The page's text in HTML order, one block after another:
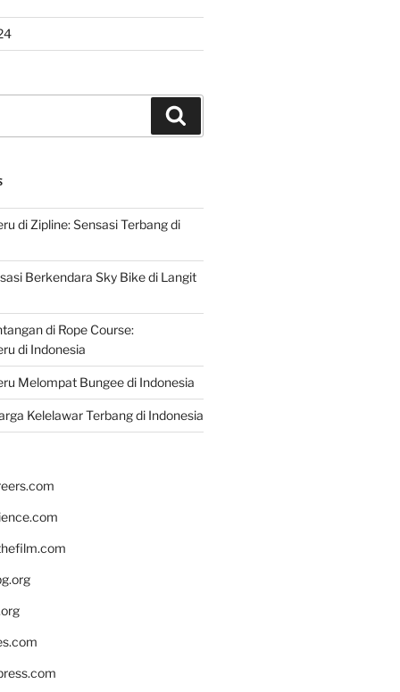
di Zipline: Sensasi Terbang di
Berkendara Sky Bike di Langit
di Rope Course:
di Indonesia
Melompat Bungee di Indonesia
Kelelawar Terbang di Indonesia